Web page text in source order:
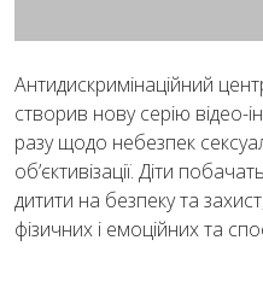
Антидискримінаційний
створив нову серію відео-
разу щодо небезпек
об’єктивізації. Діти
дитити на безпеку та
фізичних і емоційних та